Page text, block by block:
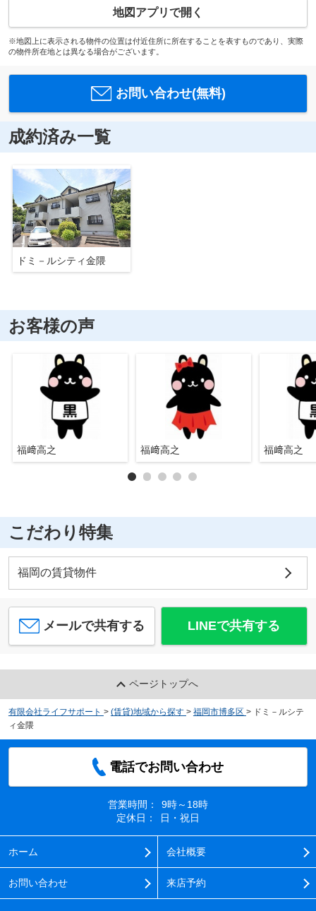
地図アプリで開く
※地図上に表示される物件の位置は付近住所に所在することを表すものであり、実際
の物件所在地とは異なる場合がございます。
お問い合わせ(無料)
成約済み一覧
ドミ－ルシティ金隈
お客様の声
福﨑高之 福﨑高之 福﨑高之
こだわり特集
福岡の賃貸物件
メールで共有する LINEで共有する
ページトップへ
有限会社ライフサポート > (賃貸)地域から探す > 福岡市博多区 > ドミ－ルシテ
ィ金隈
電話でお問い合わせ
営業時間：
9時～18時
定休日：
日・祝日
ホーム 会社概要
お問い合わせ 来店予約